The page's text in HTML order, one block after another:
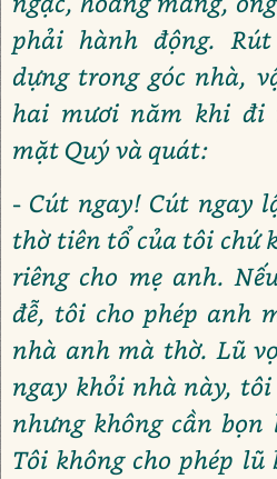
phải hành động.
dựng trong góc nhà,
hai mươi năm khi đi
mặt Quý và quát:
- Cút ngay! Cút ngay
thờ tiên tổ của tôi chứ
riêng cho mẹ anh.
đễ, tôi cho phép anh
nhà anh mà thờ. Lũ
ngay khỏi nhà này, tôi
nhưng không cần
Tôi không cho phép